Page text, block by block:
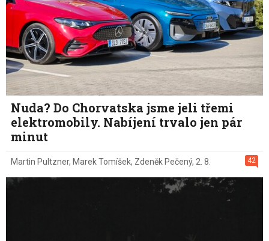
Nuda? Do Chorvatska jsme jeli třemi
elektromobily. Nabíjení trvalo jen pár
minut
42
Martin Pultzner, Marek Tomíšek, Zdeněk Pečený, 2. 8.